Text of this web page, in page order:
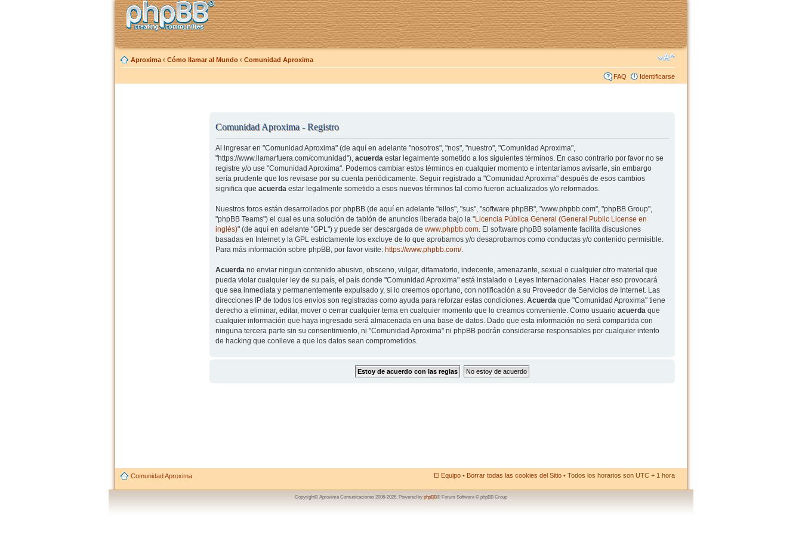
Aproxima ‹ Cómo llamar al Mundo ‹ Comunidad Aproxima
FAQ Identificarse
Comunidad Aproxima - Registro
Al ingresar en "Comunidad Aproxima" (de aquí en adelante "nosotros", "nos", "nuestro", "Comunidad Aproxima",
"https://www.llamarfuera.com/comunidad"), acuerdaestar legalmente sometido a los siguientes términos. En caso contrario por favor no se
registre y/o use "Comunidad Aproxima". Podemos cambiar estos términos en cualquier momento e intentaríamos avisarle, sin embargo
sería prudente que los revisase por su cuenta periódicamente. Seguir registrado a "Comunidad Aproxima" después de esos cambios
significa que acuerdaestar legalmente sometido a esos nuevos términos tal como fueron actualizados y/o reformados.
Nuestros foros están desarrollados por phpBB (de aquí en adelante "ellos", "sus", "software phpBB", "www.phpbb.com", "phpBB Group",
"phpBB Teams") el cual es una solución de tablón de anuncios liberada bajo la "Licencia Pública General (General Public License en
inglés)" (de aquí en adelante "GPL") y puede ser descargada de www.phpbb.com. El software phpBB solamente facilita discusiones
basadas en Internet y la GPL estrictamente los excluye de lo que aprobamos y/o desaprobamos como conductas y/o contenido permisible.
Para más información sobre phpBB, por favor visite: https://www.phpbb.com/.
Acuerdano enviar ningun contenido abusivo, obsceno, vulgar, difamatorio, indecente, amenazante, sexual o cualquier otro material que
pueda violar cualquier ley de su país, el país donde "Comunidad Aproxima" está instalado o Leyes Internacionales. Hacer eso provocará
que sea inmediata y permanentemente expulsado y, si lo creemos oportuno, con notificación a su Proveedor de Servicios de Internet. Las
direcciones IP de todos los envíos son registradas como ayuda para reforzar estas condiciones. Acuerdaque "Comunidad Aproxima" tiene
derecho a eliminar, editar, mover o cerrar cualquier tema en cualquier momento que lo creamos conveniente. Como usuario acuerdaque
cualquier información que haya ingresado será almacenada en una base de datos. Dado que esta información no será compartida con
ninguna tercera parte sin su consentimiento, ni "Comunidad Aproxima" ni phpBB podrán considerarse responsables por cualquier intento
de hacking que conlleve a que los datos sean comprometidos.
Comunidad Aproxima El Equipo • Borrar todas las cookies del Sitio • Todos los horarios son UTC + 1 hora
Copyright© Aproxima Comunicaciones 2006-2026. Powered by phpBB® Forum Software © phpBB Group